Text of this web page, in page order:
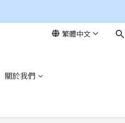
繁體中文
關於我們